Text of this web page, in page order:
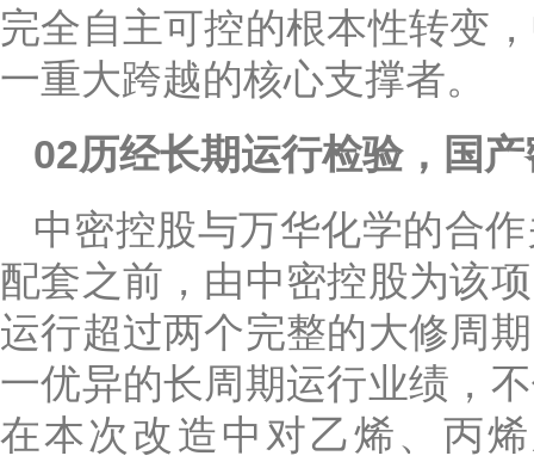
完全自主可控的根本性转变
一重大跨越的核心支撑者。
02历经长期运行检验，国
中密控股与万华化学的合
配套之前，由中密控股为该
运行超过两个完整的大修周
一优异的长周期运行业绩，
在本次改造中对乙烯、丙